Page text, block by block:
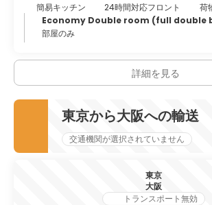
簡易キッチン
24時間対応フロント
荷
Economy Double room (full double
部屋のみ
詳細を見る
東京から大阪への輸送
交通機関が選択されていません
東京
大阪
トランスポート無効